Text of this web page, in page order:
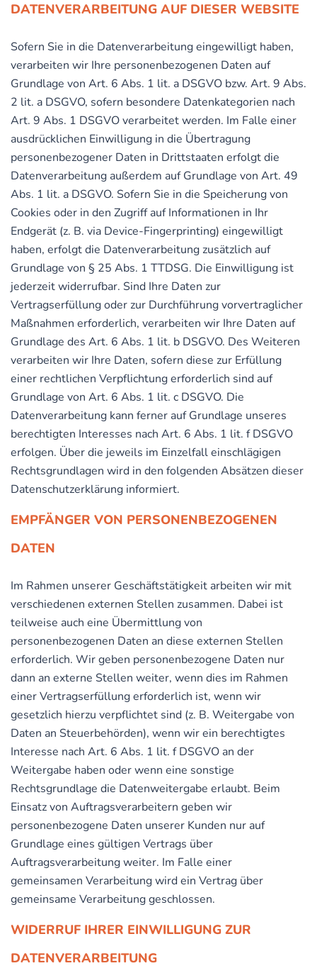
DATENVERARBEITUNG AUF DIESER WEBSITE
Sofern Sie in die Datenverarbeitung eingewilligt haben,
verarbeiten wir Ihre personenbezogenen Daten auf
Grundlage von Art. 6 Abs. 1 lit. a DSGVO bzw. Art. 9 Abs.
2 lit. a DSGVO, sofern besondere Datenkategorien nach
Art. 9 Abs. 1 DSGVO verarbeitet werden. Im Falle einer
ausdrücklichen Einwilligung in die Übertragung
personenbezogener Daten in Drittstaaten erfolgt die
Datenverarbeitung außerdem auf Grundlage von Art. 49
Abs. 1 lit. a DSGVO. Sofern Sie in die Speicherung von
Cookies oder in den Zugriff auf Informationen in Ihr
Endgerät (z. B. via Device-Fingerprinting) eingewilligt
haben, erfolgt die Datenverarbeitung zusätzlich auf
Grundlage von § 25 Abs. 1 TTDSG. Die Einwilligung ist
jederzeit widerrufbar. Sind Ihre Daten zur
Vertragserfüllung oder zur Durchführung vorvertraglicher
Maßnahmen erforderlich, verarbeiten wir Ihre Daten auf
Grundlage des Art. 6 Abs. 1 lit. b DSGVO. Des Weiteren
verarbeiten wir Ihre Daten, sofern diese zur Erfüllung
einer rechtlichen Verpflichtung erforderlich sind auf
Grundlage von Art. 6 Abs. 1 lit. c DSGVO. Die
Datenverarbeitung kann ferner auf Grundlage unseres
berechtigten Interesses nach Art. 6 Abs. 1 lit. f DSGVO
erfolgen. Über die jeweils im Einzelfall einschlägigen
Rechtsgrundlagen wird in den folgenden Absätzen dieser
Datenschutzerklärung informiert.
EMPFÄNGER VON PERSONENBEZOGENEN
DATEN
Im Rahmen unserer Geschäftstätigkeit arbeiten wir mit
verschiedenen externen Stellen zusammen. Dabei ist
teilweise auch eine Übermittlung von
personenbezogenen Daten an diese externen Stellen
erforderlich. Wir geben personenbezogene Daten nur
dann an externe Stellen weiter, wenn dies im Rahmen
einer Vertragserfüllung erforderlich ist, wenn wir
gesetzlich hierzu verpflichtet sind (z. B. Weitergabe von
Daten an Steuerbehörden), wenn wir ein berechtigtes
Interesse nach Art. 6 Abs. 1 lit. f DSGVO an der
Weitergabe haben oder wenn eine sonstige
Rechtsgrundlage die Datenweitergabe erlaubt. Beim
Einsatz von Auftragsverarbeitern geben wir
personenbezogene Daten unserer Kunden nur auf
Grundlage eines gültigen Vertrags über
Auftragsverarbeitung weiter. Im Falle einer
gemeinsamen Verarbeitung wird ein Vertrag über
gemeinsame Verarbeitung geschlossen.
WIDERRUF IHRER EINWILLIGUNG ZUR
DATENVERARBEITUNG